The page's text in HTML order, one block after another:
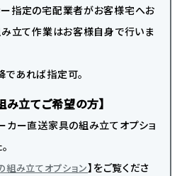
指定の宅配業者がお客様宅へお
み立て作業はお客様自身で行いま
あれば指定可。
み立てご希望の方】
カー直送家具の組み立てオプショ
組み立てオプション】をご覧くださ